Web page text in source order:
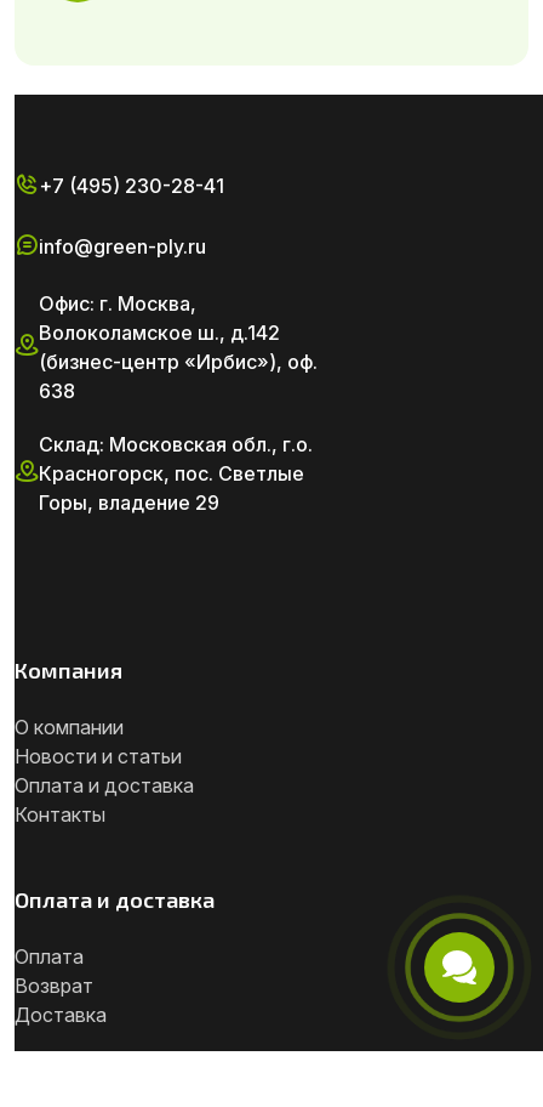
+7 (495) 230-28-41
info@green-ply.ru
Офис: г. Москва,
Волоколамское ш., д.142
(бизнес-центр «Ирбис»), оф.
638
Склад: Московская обл., г.о.
Красногорск, пос. Светлые
Горы, владение 29
Компания
О компании
Новости и статьи
Оплата и доставка
Контакты
Оплата и доставка
Оплата
Возврат
Доставка